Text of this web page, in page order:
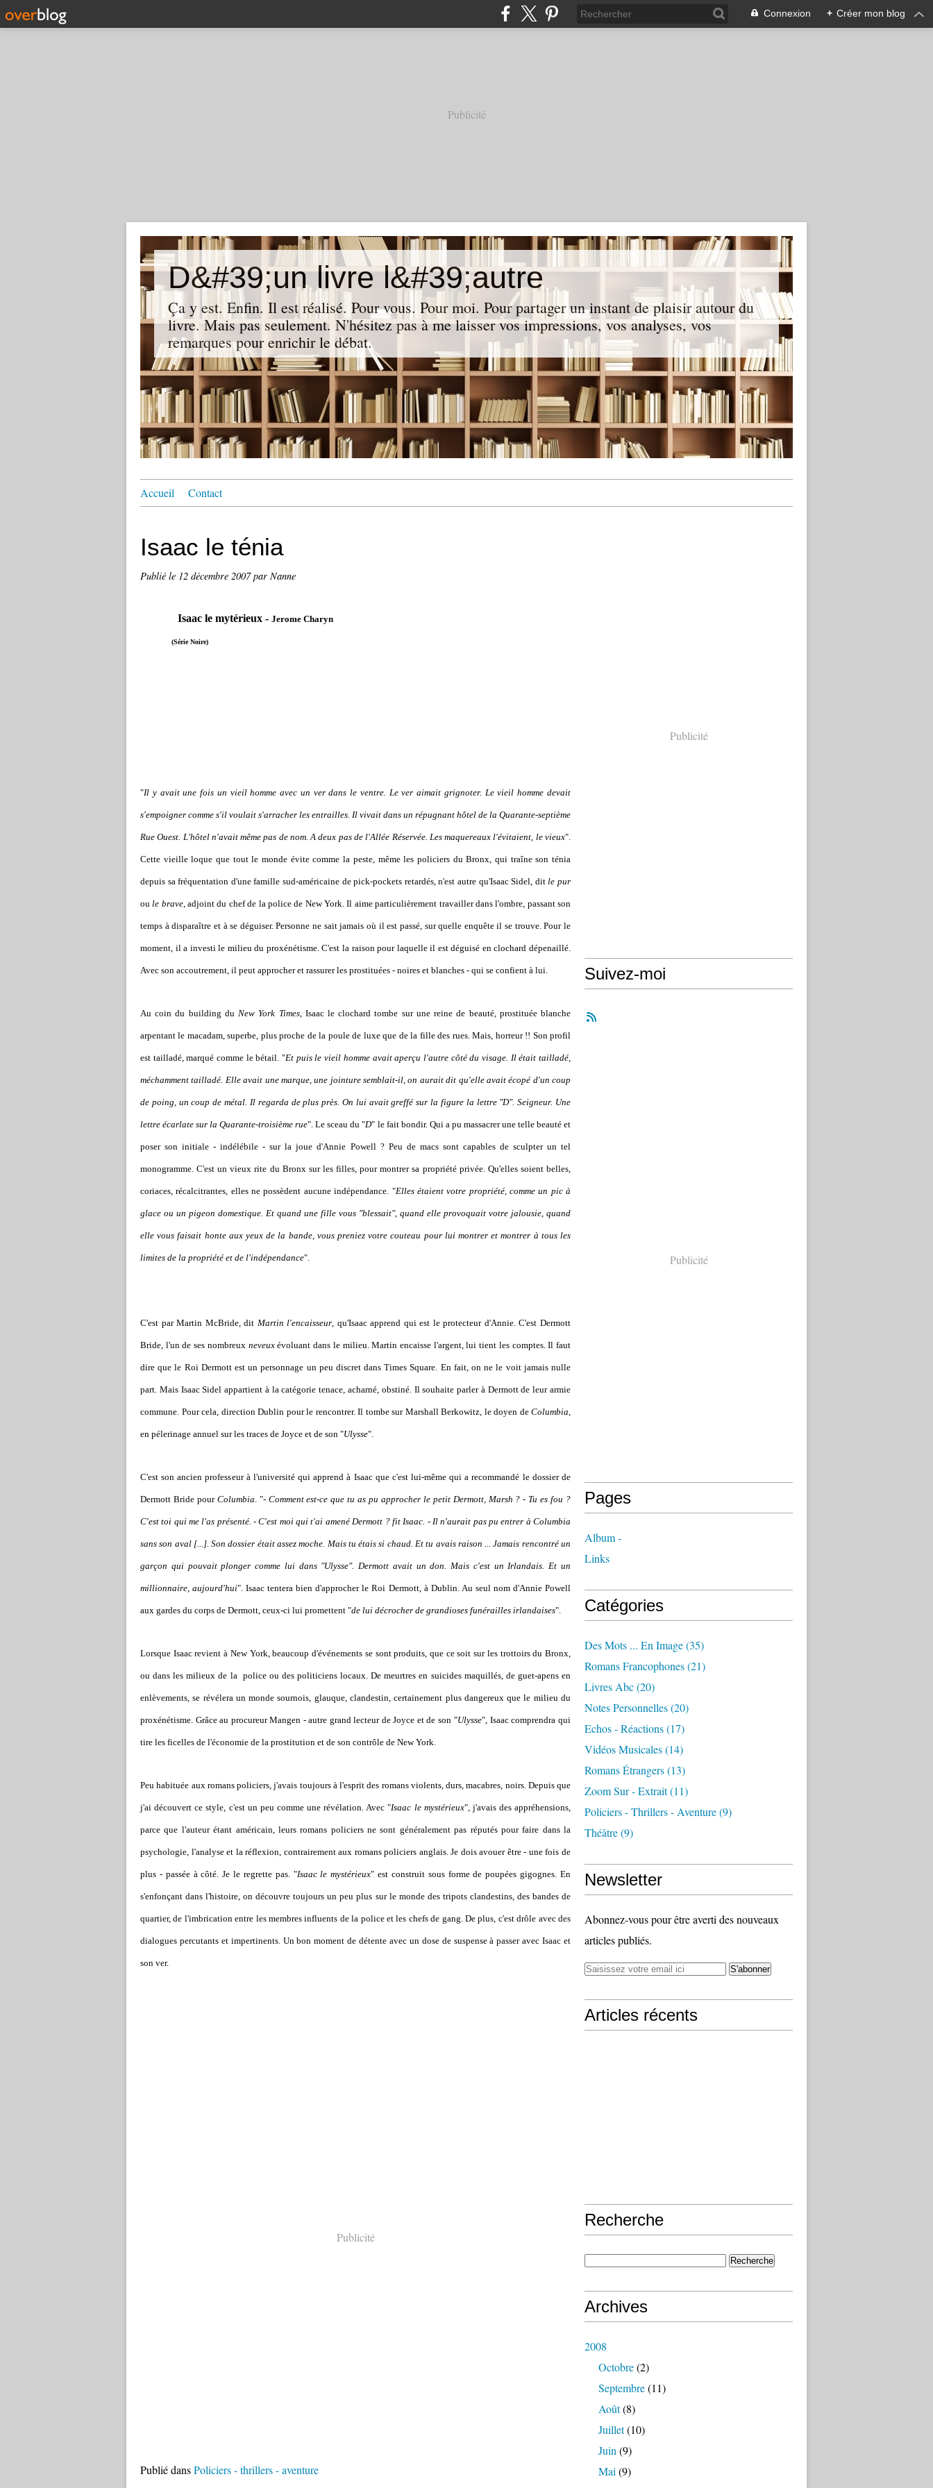
Connexion + Créer mon blog
Publicité
D&#39;un livre l&#39;autre
Ça y est. Enfin. Il est réalisé. Pour vous. Pour moi. Pour partager un instant de plaisir autour du
livre. Mais pas seulement. N'hésitez pas à me laisser vos impressions, vos analyses, vos
remarques pour enrichir le débat.
Accueil Contact
Isaac le ténia
Publié le 12 décembre 2007par Nanne
Isaac le mytérieux - Jerome Charyn
(Série Noire)
"Il y avait une fois un vieil homme avec un ver dans le ventre. Le ver aimait grignoter. Le vieil homme devait
s'empoigner comme s'il voulait s'arracher les entrailles. Il vivait dans un répugnant hôtel de la Quarante-septième
Rue Ouest. L'hôtel n'avait même pas de nom. A deux pas de l'Allée Réservée. Les maquereaux l'évitaient, le vieux".
Cette vieille loque que tout le monde évite comme la peste, même les policiers du Bronx, qui traîne son ténia
depuis sa fréquentation d'une famille sud-américaine de pick-pockets retardés, n'est autre qu'Isaac Sidel, ditle pur
oule brave, adjoint du chef de la police de New York. Il aime particulièrement travailler dans l'ombre, passant son
temps à disparaître et à se déguiser. Personne ne sait jamais où il est passé, sur quelle enquête il se trouve. Pour le
moment, il a investi le milieu du proxénétisme. C'est la raison pour laquelle il est déguisé en clochard dépenaillé.
Avec son accoutrement, il peut approcher et rassurer les prostituées - noires et blanches - qui se confient à lui.
Au coin du building duNew York Times, Isaac le clochard tombe sur une reine de beauté, prostituée blanche
arpentant le macadam, superbe, plus proche de la poule de luxe que de la fille des rues. Mais, horreur !! Son profil
est tailladé, marqué comme le bétail. "Et puis le vieil homme avait aperçu l'autre côté du visage. Il était tailladé,
méchamment tailladé. Elle avait une marque, une jointure semblait-il, on aurait dit qu'elle avait écopé d'un coup
de poing, un coup de métal. Il regarda de plus près. On lui avait greffé sur la figure la lettre "D". Seigneur. Une
lettre écarlate sur la Quarante-troisième rue". Le sceau du "D" le fait bondir. Qui a pu massacrer une telle beauté et
poser son initiale - indélébile - sur la joue d'Annie Powell ? Peu de macs sont capables de sculpter un tel
monogramme. C'est un vieux rite du Bronx sur les filles, pour montrer sa propriété privée. Qu'elles soient belles,
coriaces, récalcitrantes, elles ne possèdent aucune indépendance. "Elles étaient votre propriété, comme un pic à
glace ou un pigeon domestique. Et quand une fille vous "blessait", quand elle provoquait votre jalousie, quand
elle vous faisait honte aux yeux de la bande, vous preniez votre couteau pour lui montrer et montrer à tous les
limites de la propriété et de l'indépendance".
C'est par Martin McBride, dit Martin l'encaisseur, qu'Isaac apprend qui est le protecteur d'Annie. C'est Dermott
Bride, l'un de ses nombreux neveuxévoluant dans le milieu. Martin encaisse l'argent, lui tient les comptes. Il faut
dire que le Roi Dermott est un personnage un peu discret dans Times Square. En fait, on ne le voit jamais nulle
part. Mais Isaac Sidel appartient à la catégorie tenace, acharné, obstiné. Il souhaite parler à Dermott de leur armie
commune. Pour cela, direction Dublin pour le rencontrer. Il tombe sur Marshall Berkowitz, le doyen de Columbia,
en pélerinage annuel sur les traces de Joyce et de son "Ulysse".
C'est son ancien professeur à l'université qui apprend à Isaac que c'est lui-même qui a recommandé le dossier de
Dermott Bride pour Columbia. "- Comment est-ce que tu as pu approcher le petit Dermott, Marsh ? - Tu es fou ?
C'est toi qui me l'as présenté. - C'est moi qui t'ai amené Dermott ? fit Isaac. - Il n'aurait pas pu entrer à Columbia
sans son aval [...]. Son dossier était assez moche. Mais tu étais si chaud. Et tu avais raison ...Jamais rencontré un
garçon qui pouvait plonger comme lui dans "Ulysse". Dermott avait un don. Mais c'est un Irlandais. Et un
millionnaire, aujourd'hui". Isaac tentera bien d'approcher le Roi Dermott, à Dublin. Au seul nom d'Annie Powell
aux gardes du corps de Dermott, ceux-ci lui promettent "de lui décrocher de grandioses funérailles irlandaises".
Lorsque Isaac revient à New York, beaucoup d'événements se sont produits, que ce soit sur les trottoirs du Bronx,
ou dans les milieux de la police ou des politiciens locaux. De meurtres en suicides maquillés, de guet-apens en
enlèvements, se révélera un monde sournois, glauque, clandestin, certainement plus dangereux que le milieu du
proxénétisme. Grâce au procureur Mangen - autre grand lecteur de Joyce et de son "Ulysse", Isaac comprendra qui
tire les ficelles de l'économie de la prostitution et de son contrôle de New York.
Peu habituée aux romans policiers, j'avais toujours à l'esprit des romans violents, durs, macabres, noirs. Depuis que
j'ai découvert ce style, c'est un peu comme une révélation. Avec "Isaac le mystérieux", j'avais des appréhensions,
parce que l'auteur étant américain,leurs romans policiers ne sont généralement pas réputés pour faire dans la
psychologie, l'analyse et la réflexion, contrairement aux romans policiers anglais. Je dois avouer être - une fois de
plus - passée à côté. Je le regrette pas. "Isaac le mystérieux" est construit sous forme de poupées gigognes. En
s'enfonçant dans l'histoire, on découvre toujours un peu plus sur le monde des tripots clandestins, des bandes de
quartier, de l'imbrication entre les membres influents de la police et les chefs de gang. De plus, c'est drôle avec des
dialogues percutants et impertinents. Un bon moment de détente avec un dose de suspense à passer avec Isaac et
son ver.
Publicité
Publié dansPoliciers - thrillers - aventure
Publicité
Suivez-moi
Publicité
Pages
Album -
Links
Catégories
Des Mots ... En Image(35)
Romans Francophones(21)
Livres Abc(20)
Notes Personnelles(20)
Echos - Réactions(17)
Vidéos Musicales(14)
Romans Étrangers(13)
Zoom Sur - Extrait(11)
Policiers - Thrillers - Aventure(9)
Théâtre(9)
Newsletter
Abonnez-vous pour être averti des nouveaux
articles publiés.
Articles récents
Recherche
Archives
2008
Octobre(2)
Septembre(11)
Août(8)
Juillet(10)
Juin (9)
Mai (9)